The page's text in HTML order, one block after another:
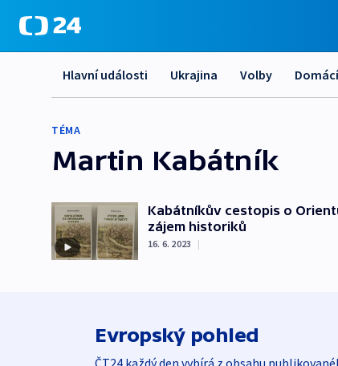
Hlavní události Ukrajina Volby Domácí
TÉMA
Martin Kabátník
Kabátníkův cestopis o
zájem historiků
16. 6. 2023 |
Evropský pohled
ČT24 každý den vybírá z obsahu